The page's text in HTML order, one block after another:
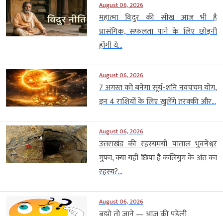
August 06, 2026
महात्मा विदुर की सीख आज भी है
प्रासंगिक, सफलता पाने के लिए छोड़नी
होंगी ये...
August 06, 2026
7 अगस्त को बनेगा सूर्य-शनि नवपंचम योग,
इन 4 राशियों के लिए खुलेंगे तरक्की और...
August 06, 2026
उत्तराखंड की रहस्यमयी पाताल भुवनेश्वर
गुफा, क्या यहीं छिपा है कलियुग के अंत का
रहस्य?...
August 06, 2026